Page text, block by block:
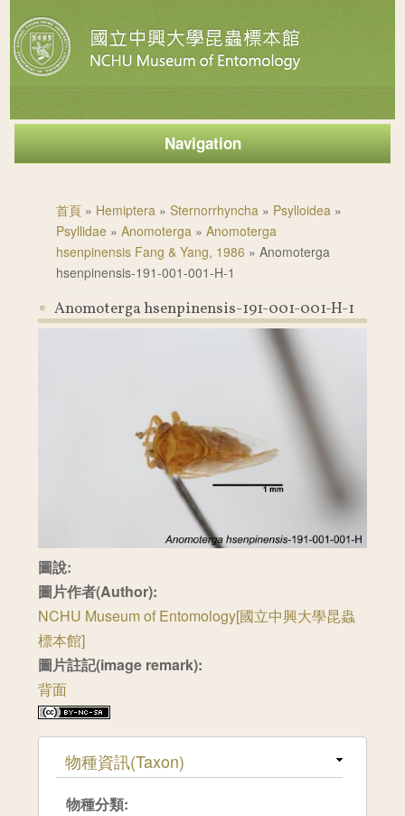
Navigation
首頁 » Hemiptera »Sternorrhyncha » Psylloidea »
Psyllidae »Anomoterga »Anomoterga
hsenpinensis Fang & Yang, 1986 » Anomoterga
hsenpinensis-191-001-001-H-1
Anomoterga hsenpinensis-191-001-001-H-1
圖說:
圖片作者(Author):
NCHU Museum of Entomology[國立中興大學昆蟲
標本館]
圖片註記(image remark):
背面
隱藏
物種資訊(Taxon)
物種分類: